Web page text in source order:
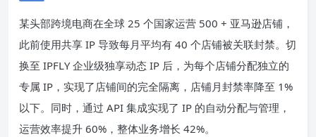
某头部跨境电商在全球 25 个国家运营 500 + 亚马逊店铺，
此前使用共享 IP 导致每月平均有 40 个店铺被关联封禁。切
换至 IPFLY 企业级独享动态 IP 后，为每个店铺分配独立的
专属 IP，实现了店铺间的完全隔离，店铺月封禁率降至 1%
以下。同时，通过 API 集成实现了 IP 的自动分配与管理，
运营效率提升 60%，整体业务增长 42%。